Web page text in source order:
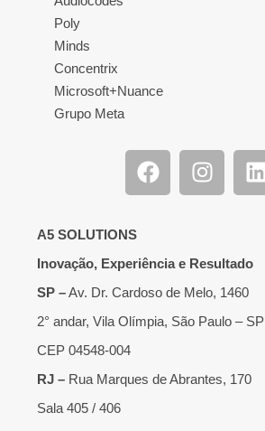
Poly
Minds
Concentrix
Microsoft+Nuance
Grupo Meta
A5 SOLUTIONS
Inovação, Experiência e Resultado
SP –Av. Dr. Cardoso de Melo, 1460
2° andar, Vila Olímpia, São Paulo – SP
CEP 04548-004
RJ – Rua Marques de Abrantes, 170
Sala 405 / 406